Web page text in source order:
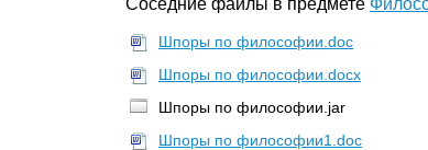
Шпоры по философии.doc
Шпоры по философии.docx
Шпоры по философии.jar
Шпоры по философии1.doc